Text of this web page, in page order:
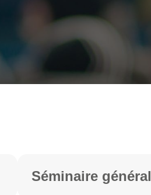
Séminaire général